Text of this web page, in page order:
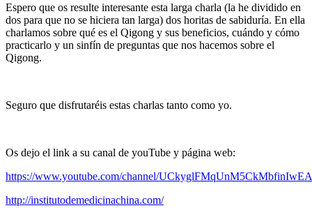
Espero que os resulte interesante esta larga charla (la he dividido en
dos para que no se hiciera tan larga) dos horitas de sabiduría. En ella
charlamos sobre qué es el Qigong y sus beneficios, cuándo y cómo
practicarlo y un sinfín de preguntas que nos hacemos sobre el
Qigong.
Seguro que disfrutaréis estas charlas tanto como yo.
Os dejo el link a su canal de youTube y página web:
https://www.youtube.com/channel/UCkyglFMqUnM5CkMbfinIwEA
http://institutodemedicinachina.com/